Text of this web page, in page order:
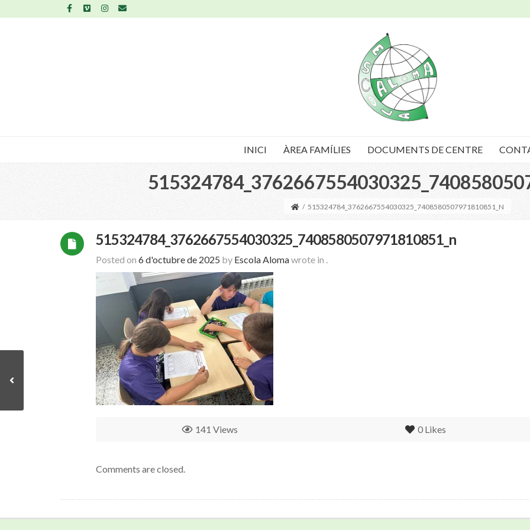
INICI ÀREA FAMÍLIES DOCUMENTS DE CENTRE
/ 515324784_3762667554030325_7408580507971810851_N
515324784_3762667554030325_7408580507971810851_n
Posted on 6 d'octubre de 2025 by Escola Alomawrote in .
0 Likes
141 Views
Comments are closed.